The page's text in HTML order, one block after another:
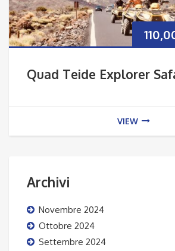
Quad Teide Explorer
VIEW
Archivi
Novembre 2024
Ottobre 2024
Settembre 2024